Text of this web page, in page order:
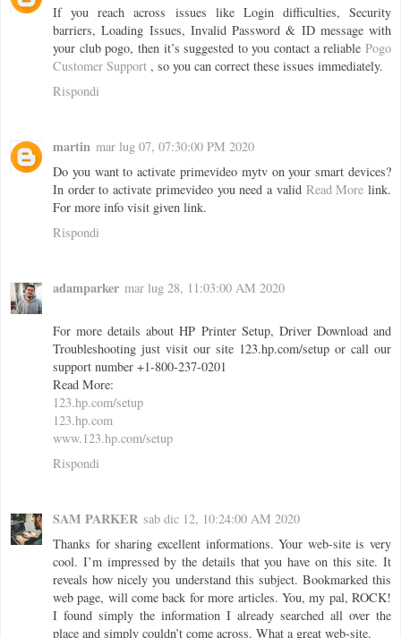
If you reach across issues like Login difficulties, Security
barriers, Loading Issues, Invalid Password & ID message with
your club pogo, then it’s suggested to you contact a reliable Pogo
Customer Support , so you can correct these issues immediately.
Rispondi
martin mar lug 07, 07:30:00 PM 2020
Do you want to activate primevideo mytv on your smart devices?
In order to activate primevideo you need a valid Read More link.
For more info visit given link.
Rispondi
adamparker mar lug 28, 11:03:00 AM 2020
For more details about HP Printer Setup, Driver Download and
Troubleshooting just visit our site 123.hp.com/setup or call our
support number +1-800-237-0201
Read More:
123.hp.com/setup
123.hp.com
www.123.hp.com/setup
Rispondi
SAM PARKER sab dic 12, 10:24:00 AM 2020
Thanks for sharing excellent informations. Your web-site is very
cool. I’m impressed by the details that you have on this site. It
reveals how nicely you understand this subject. Bookmarked this
web page, will come back for more articles. You, my pal, ROCK!
I found simply the information I already searched all over the
place and simply couldn’t come across. What a great web-site.